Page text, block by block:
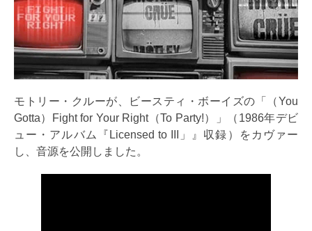
モトリー・クルーが、ビースティ・ボーイズの「（You
Gotta）Fight for Your Right（To Party!）」（1986年デビ
ュー・アルバム『Licensed to III」』収録）をカヴァー
し、音源を公開しました。